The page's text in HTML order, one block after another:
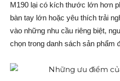
M190 lại có kích thước lớn hơn
bàn tay lớn hoặc yêu thích trải
vào những nhu cầu riêng biệt,
chọn trong danh sách sản phẩm